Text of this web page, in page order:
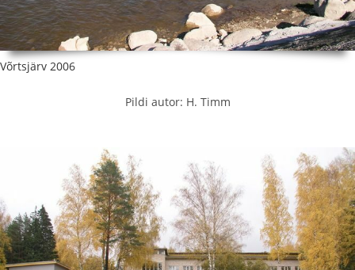
Võrtsjärv 2006
Pildi autor: H. Timm